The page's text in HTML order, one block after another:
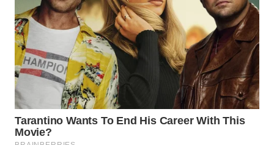
LISTRIK
WAHANA
TRAVEL
WAHANA
WAHANANEWS
ID